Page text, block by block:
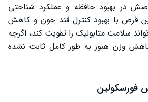
در بهبود حافظه و عملکرد شناختی
قرص با بهبود کنترل قند خون و کاهش
سلامت متابولیک را تقویت کند، اگرچه
وزن هنوز به طور کامل ثابت نشده
فورسکولین